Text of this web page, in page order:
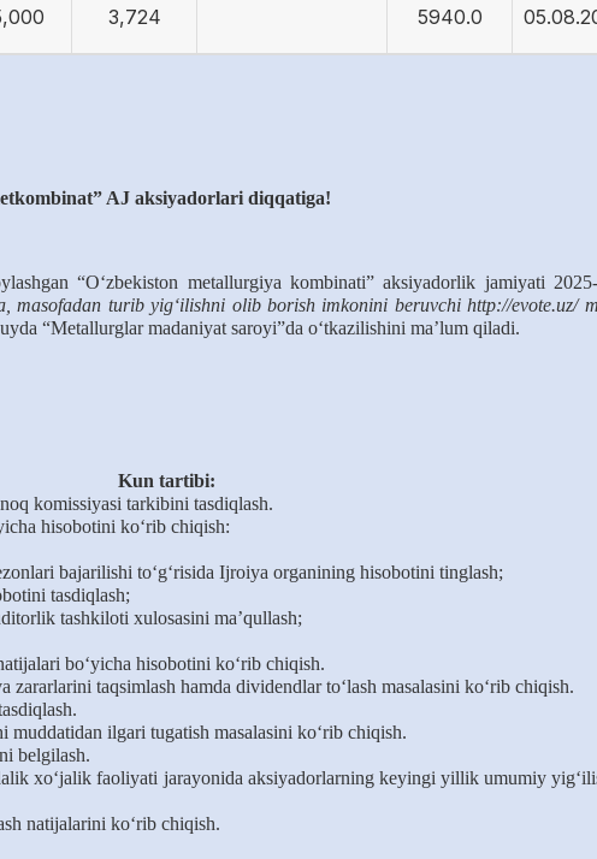
3,724 5940.0
AJ aksiyadorlari diqqatiga!
“O‘zbekiston metallurgiya kombinati” aksiyadorlik jamiyati
masofadan turib yig‘ilishni olib borish imkonini beruvchi http://evote.uz/
“Metallurglar madaniyat saroyi”da o‘tkazilishini ma’lum qiladi.
Kun tartibi:
komissiyasi tarkibini tasdiqlash.
hisobotini ko‘rib chiqish:
bajarilishi to‘g‘risidaIjroiya organining hisobotini tinglash;
tasdiqlash;
tashkiloti xulosasini maʼqullash;
bo‘yicha hisobotini ko‘rib chiqish.
taqsimlash hamda dividendlar to‘lash masalasini ko‘rib chiqish.
ilgari tugatish masalasini ko‘rib chiqish.
belgilash.
xo‘jalik faoliyati jarayonida aksiyadorlarning keyingi yillik umumiy
natijalarini ko‘rib chiqish.